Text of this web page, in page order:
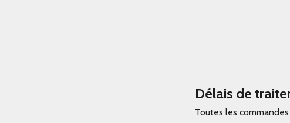
Délais de
Toutes les